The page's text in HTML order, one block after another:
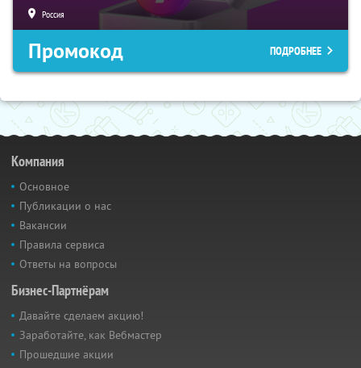
Россия
Промокод ПОДРОБНЕЕ
Компания
Основное
Публикации о нас
Вакансии
Правила сервиса
Ответы на вопросы
Бизнес-Партнёрам
Давайте сделаем акцию!
Заработайте, как Вебмастер
Прошедшие акции